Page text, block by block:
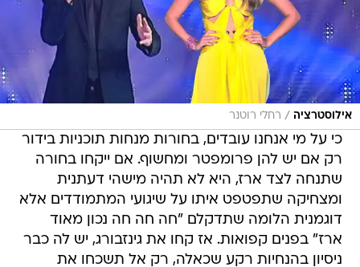
אילוסטרציה / רחלי רוטנר
כי על מי אנחנו עובדים, בחורות מנחות תוכניות בידור
רק אם יש להן פרומפטר ומחשוף. אם ייקחו בחורה
שתנחה לצד ארז, היא לא תהיה מישהי דעתנית
ומצחיקה שתפטפט איתו על שיגועי המתמודדים אלא
דוגמנית הלומה שתדקלם "חה חה חה נכון מאוד
ארז" בפנים קפואות. אז קחו את גינזבורג, יש לה כבר
ניסיון בהנחיות רקע שכאלה, רק אל תשכחו את